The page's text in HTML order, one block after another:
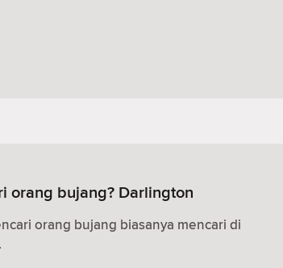
orang bujang? Darlington
orang bujang biasanya mencari di